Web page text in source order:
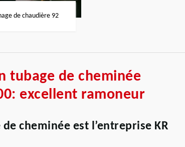
de chaudière 92
tubage de cheminée
excellent ramoneur
cheminée est l’entreprise KR